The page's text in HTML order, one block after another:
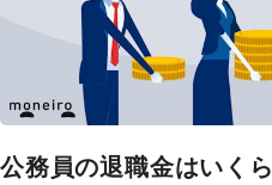
公務員の退職金はいく